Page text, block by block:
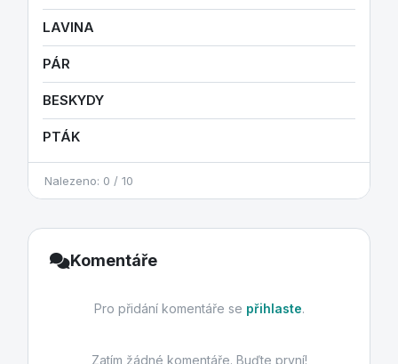
LAVINA
PÁR
BESKYDY
PTÁK
Nalezeno: 0 / 10
Komentáře
Pro přidání komentáře se přihlaste.
Zatím žádné komentáře. Buďte první!